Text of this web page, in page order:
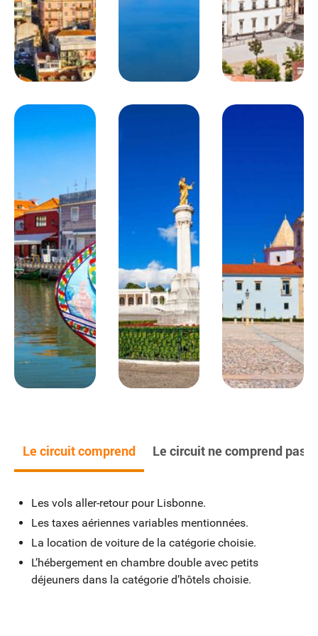
Journée de balade et de découverte aux grés des ruelles
de Porto : la gare São Bento avec la salle des pas perdus
ornée d’azulejos, la cathédrale construite aux XIIe et XIIIe
le Palais de la Bourse édifié en 1842 qui renferme une
l’autre côté de la rive du Douro où se trouve Vila Nova de
Gaia et plus de 50 chais produisant du porto. Nuit à
Hébergement: Choisissez votre hébergement :
Hébergements de catégorie standard correspondant à des
hôtels 3* (norme locale)
Ou hébergements de catégorie supérieure correspondant
à des hôtels 4*
Jour 7
PORTO > GUIMARÃES > BRAGA >
PORTO
140km
Portugal. Ne manquez pas de visiter le palais des Ducs au
style gothique. Poursuivez votre route vers Braga, une des
voir : le palais dos Biscainhos orné d’azulejos blanc et
bleu. Retour à Porto. Nuit à l’hôtel.
Hébergement: Choisissez votre hébergement :
Hébergements de catégorie standard correspondant à des
Le circuit comprend Le circuit ne comprend pas
Les vols aller-retour pour Lisbonne.
Les taxes aériennes variables mentionnées.
La location de voiture de la catégorie choisie.
L’hébergement en chambre double avec petits
déjeuners dans la catégorie d’hôtels choisie.